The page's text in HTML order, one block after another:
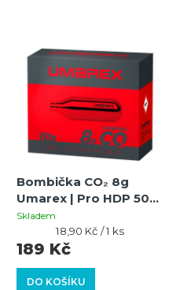
Bombička CO₂ 8g
Umarex | Pro HDP 50
Compact | 10 ks
Skladem
DO KOŠÍKU
189 Kč
Měrná
cena:
18,90 Kč / 1 ks